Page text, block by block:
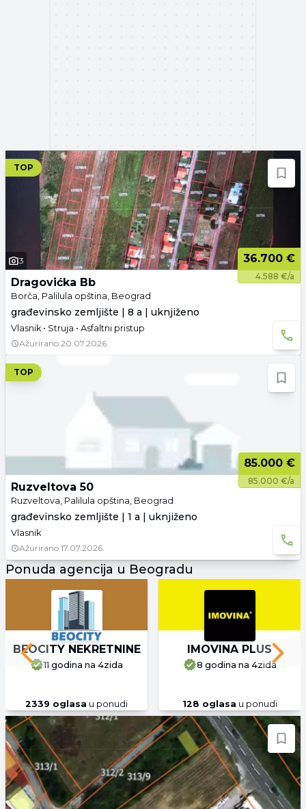
TOP
3 36.700 €
4.588 €/a
Dragovićka Bb
Borča, Palilula opština, Beograd
građevinsko zemljište | 8 a | uknjiženo
Vlasnik • Struja • Asfaltni pristup
Ažurirano 20.07.2026.
TOP
85.000 €
85.000 €/a
Ruzveltova 50
Ruzveltova, Palilula opština, Beograd
građevinsko zemljište | 1 a | uknjiženo
Vlasnik
Ažurirano 17.07.2026.
Ponuda agencija u Beogradu
BEOCITY NEKRETNINE
11 godina na 4zida
2339 oglasa u ponudi
IMOVINA PLUS
8 godina na 4zida
128 oglasa u ponudi
Previous slide Next